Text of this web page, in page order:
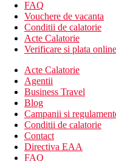
Mese
Ultra All Inclusive
Mic dejun, pranz
Bufet de noapte
Gustare de
Cafea, deserturi,
Bauturi
Categoria oficiala
5 stele
Distanţe
FAQ
Vouchere de vacanta
Conditii de calatorie
Acte Calatorie
Verificare si plata online
Acte Calatorie
Agentii
Business Travel
Blog
Campanii si
Conditii de calatorie
Contact
Directiva EAA
FAQ